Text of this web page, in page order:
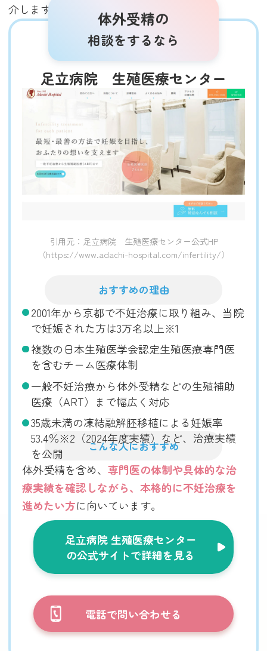
介します（2025年3月調査時点）。
体外受精の
相談をするなら
足立病院 生殖医療センター
引用元：足立病院 生殖医療センター公式HP
（https://www.adachi-hospital.com/infertility/）
おすすめの理由
2001年から京都で不妊治療に取り組み、当院
で妊娠された方は3万名以上※1
複数の日本生殖医学会認定生殖医療専門医
を含むチーム医療体制
一般不妊治療から体外受精などの生殖補助
医療（ART）まで幅広く対応
35歳未満の凍結融解胚移植による妊娠率
53.4％※2（2024年度実績）など、治療実績
を公開
こんな人におすすめ
体外受精を含め、専門医の体制や具体的な治
療実績を確認しながら、本格的に不妊治療を
進めたい方に向いています。
足立病院 生殖医療センター
の公式サイトで詳細を見る
電話で問い合わせる